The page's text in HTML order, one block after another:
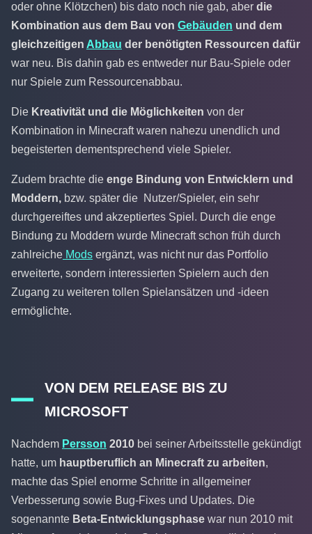
oder ohne Klötzchen) bis dato noch nie gab, aber die
Kombination aus dem Bau von Gebäuden und dem
gleichzeitigen Abbau der benötigten Ressourcen dafür
war neu. Bis dahin gab es entweder nur Bau-Spiele oder
nur Spiele zum Ressourcenabbau.
Die Kreativität und die Möglichkeiten von der
Kombination in Minecraft waren nahezu unendlich und
begeisterten dementsprechend viele Spieler.
Zudem brachte die enge Bindung von Entwicklern und
Moddern, bzw. später die Nutzer/Spieler, ein sehr
durchgereiftes und akzeptiertes Spiel. Durch die enge
Bindung zu Moddern wurde Minecraft schon früh durch
zahlreiche Mods ergänzt, was nicht nur das Portfolio
erweiterte, sondern interessierten Spielern auch den
Zugang zu weiteren tollen Spielansätzen und -ideen
ermöglichte.
VON DEM RELEASE BIS ZU
MICROSOFT
Nachdem Persson 2010 bei seiner Arbeitsstelle gekündigt
hatte, um hauptberuflich an Minecraft zu arbeiten,
machte das Spiel enorme Schritte in allgemeiner
Verbesserung sowie Bug-Fixes und Updates. Die
sogenannte Beta-Entwicklungsphase war nun 2010 mit